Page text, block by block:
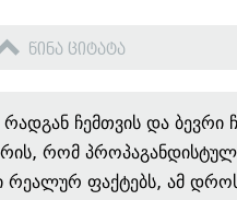
წინა ციტატა
ჩემთვის და ბევრი
რომ
რეალურ ფაქტებს, ამ